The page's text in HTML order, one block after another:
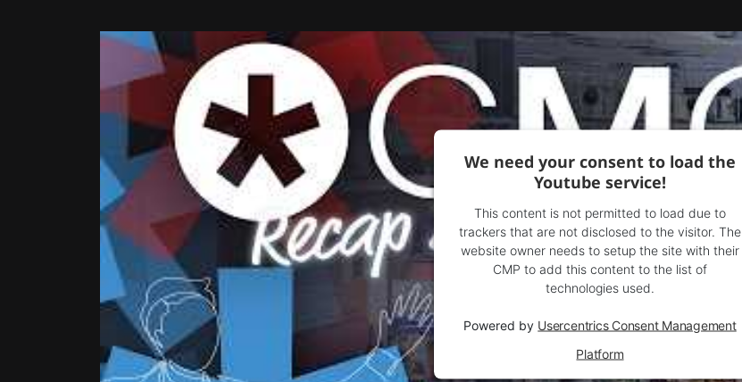
We need your consent to load the
Youtube service!
This content is not permitted to load due to
trackers that are not disclosed to the visitor. The
website owner needs to setup the site with their
CMP to add this content to the list of
technologies used.
Powered by Usercentrics Consent Management
Platform